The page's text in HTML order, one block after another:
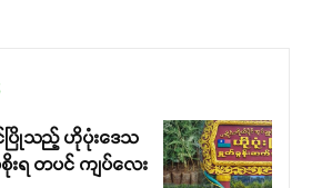
ပြိုသည့် ဟိုပုံးဒေသ
ရ တပင် ကျပ်လေး